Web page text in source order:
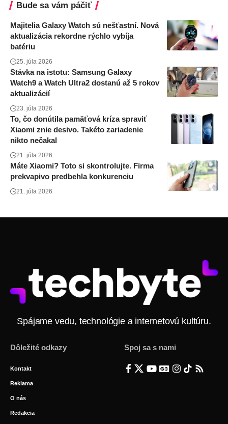
Bude sa vám páčiť
Majitelia Galaxy Watch sú nešťastní. Nová
aktualizácia rekordne rýchlo vybíja
batériu
25. júla 2026
Stávka na istotu: Samsung Galaxy
Watch9 a Watch Ultra2 dostanú až 5 rokov
aktualizácií
23. júla 2026
To, čo donútila pamäťová kríza spraviť
Xiaomi znie desivo. Takéto zariadenie
nikto nečakal
21. júla 2026
Máte Xiaomi? Toto si skontrolujte. Firma
prekvapivo predbehla konkurenciu
21. júla 2026
Spájame vedu, technológie a internetovú kultúru.
Dôležité odkazy
Kontakt
Reklama
O nás
Redakcia
Spoj sa s nami